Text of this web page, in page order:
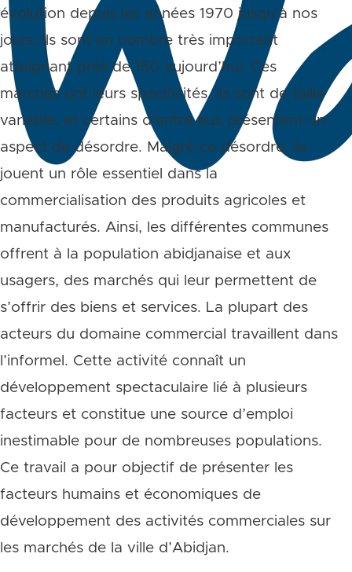
évolution depuis les années 1970 jusqu’à nos
jours. Ils sont en nombre très important
atteignant près de 150 aujourd’hui. Ces
marchés ont leurs spécificités. Ils sont de taille
variable, et certains d’entre eux présentent un
aspect de désordre. Malgré ce désordre, ils
jouent un rôle essentiel dans la
commercialisation des produits agricoles et
manufacturés. Ainsi, les différentes communes
offrent à la population abidjanaise et aux
usagers, des marchés qui leur permettent de
s’offrir des biens et services. La plupart des
acteurs du domaine commercial travaillent dans
l’informel. Cette activité connaît un
développement spectaculaire lié à plusieurs
facteurs et constitue une source d’emploi
inestimable pour de nombreuses populations.
Ce travail a pour objectif de présenter les
facteurs humains et économiques de
développement des activités commerciales sur
les marchés de la ville d’Abidjan.